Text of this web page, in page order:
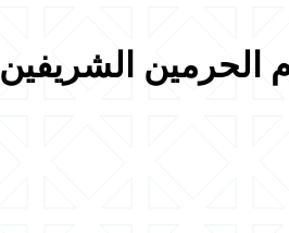
الحرمين الشريفين